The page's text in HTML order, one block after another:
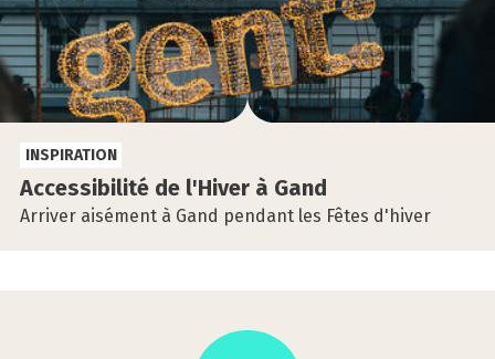
Acces­si­bi­li­té de l'Hiver à Gand
Arriver aisément à Gand pendant les Fêtes d'hiver
INSPIRATION